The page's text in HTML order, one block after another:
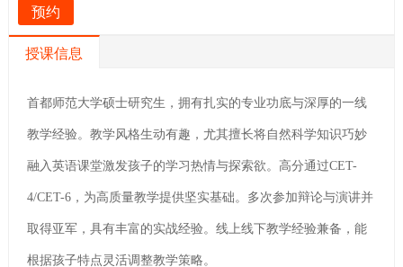
预约
授课信息
首都师范大学硕士研究生，拥有扎实的专业功底与深厚的一线
教学经验。教学风格生动有趣，尤其擅长将自然科学知识巧妙
融入英语课堂激发孩子的学习热情与探索欲。高分通过CET-
4/CET-6，为高质量教学提供坚实基础。多次参加辩论与演讲并
取得亚军，具有丰富的实战经验。线上线下教学经验兼备，能
根据孩子特点灵活调整教学策略。